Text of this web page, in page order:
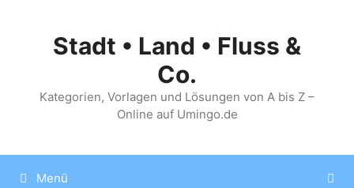
springenStadt • Land • Fluss &
Co.
Kategorien, Vorlagen und Lösungen von A bis Z –
Online auf Umingo.de
Menü